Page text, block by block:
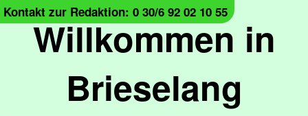
Willkommen in
Brieselang
Kontakt zur Redaktion: 0 30/6 92 02 10 55